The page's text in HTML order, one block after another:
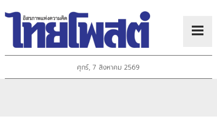
ศุกร์, 7 สิงหาคม 2569